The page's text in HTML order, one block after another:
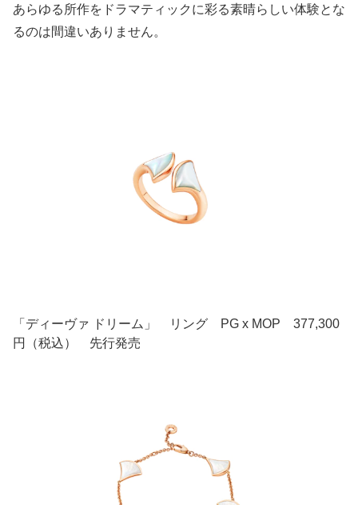
あらゆる所作をドラマティックに彩る素晴らしい体験とな
るのは間違いありません。
「ディーヴァ ドリーム」 リング PG x MOP 377,300
円（税込） 先行発売